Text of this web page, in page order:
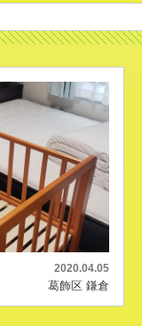
2020.04.05
葛飾区 鎌倉